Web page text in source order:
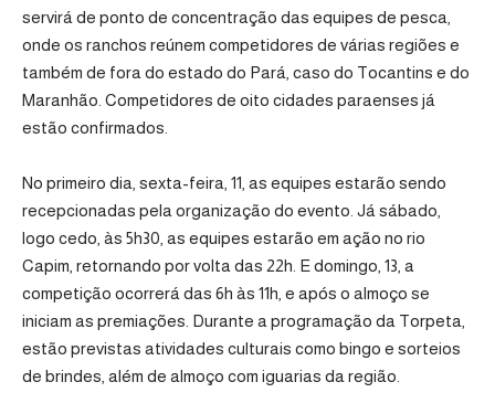
servirá de ponto de concentração das equipes de pesca,
onde os ranchos reúnem competidores de várias regiões e
também de fora do estado do Pará, caso do Tocantins e do
Maranhão. Competidores de oito cidades paraenses já
estão confirmados.
No primeiro dia, sexta-feira, 11, as equipes estarão sendo
recepcionadas pela organização do evento. Já sábado,
logo cedo, às 5h30, as equipes estarão em ação no rio
Capim, retornando por volta das 22h. E domingo, 13, a
competição ocorrerá das 6h às 11h, e após o almoço se
iniciam as premiações. Durante a programação da Torpeta,
estão previstas atividades culturais como bingo e sorteios
de brindes, além de almoço com iguarias da região.